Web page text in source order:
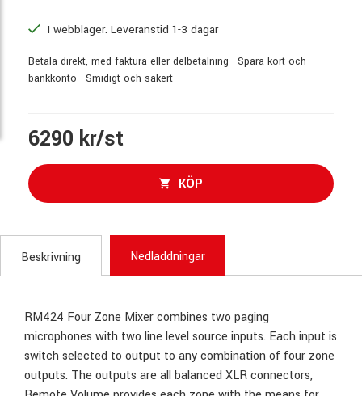
I webblager. Leveranstid 1-3 dagar
Betala direkt, med faktura eller delbetalning - Spara kort och
bankkonto - Smidigt och säkert
6290 kr/st
KÖP
Beskrivning Nedladdningar
RM424 Four Zone Mixer combines two paging
microphones with two line level source inputs. Each input is
switch selected to output to any combination of four zone
outputs. The outputs are all balanced XLR connectors,
Remote Volume provides each zone with the means for